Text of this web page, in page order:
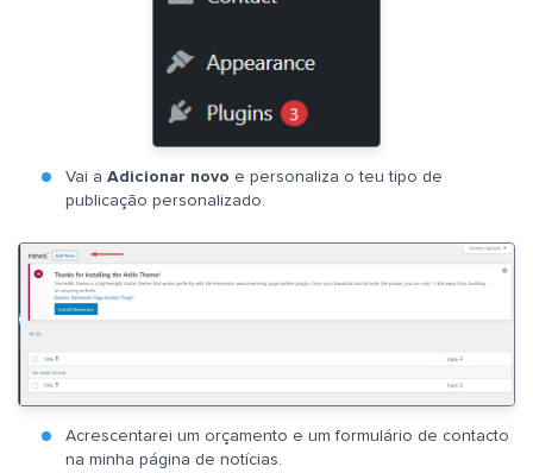
Vai a Adicionar novo e personaliza o teu tipo de
publicação personalizado.
Acrescentarei um orçamento e um formulário de contacto
na minha página de notícias.